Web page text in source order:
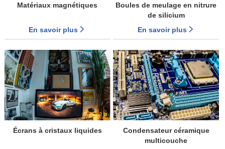
Matériaux magnétiques
En savoir plus
Boules de meulage en nitrure
de silicium
En savoir plus
Écrans à cristaux liquides
Condensateur céramique
multicouche